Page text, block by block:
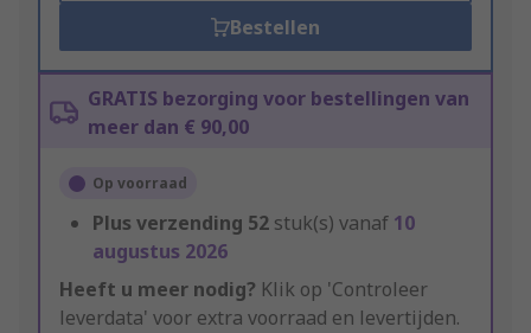
Bestellen
GRATIS bezorging voor bestellingen van
meer dan € 90,00
Op voorraad
Plus verzending 52 stuk(s) vanaf 10
augustus 2026
Heeft u meer nodig? Klik op 'Controleer
leverdata' voor extra voorraad en levertijden.